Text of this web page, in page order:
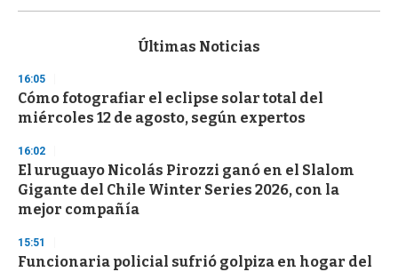
s
d
s
o
f
3
s
e
c
o
d
s
Últimas Noticias
16:05
Cómo fotografiar el eclipse solar total del
miércoles 12 de agosto, según expertos
16:02
El uruguayo Nicolás Pirozzi ganó en el Slalom
Gigante del Chile Winter Series 2026, con la
mejor compañía
15:51
Funcionaria policial sufrió golpiza en hogar del